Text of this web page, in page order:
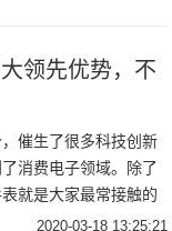
领先优势，不
催生了很多科技创新
消费电子领域。除了
就是大家最常接触的
着苹果手表的开局，华
2020-03-18 13:25:21